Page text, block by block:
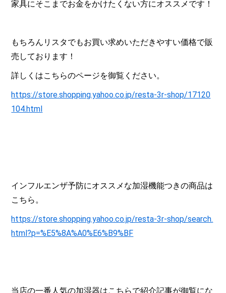
家具にそこまでお金をかけたくない方にオススメです！
もちろんリスタでもお買い求めいただきやすい価格で販
売しております！
詳しくはこちらのページを御覧ください。
https://store.shopping.yahoo.co.jp/resta-3r-shop/17120
104.html
インフルエンザ予防にオススメな加湿機能つきの商品は
こちら。
https://store.shopping.yahoo.co.jp/resta-3r-shop/search.
html?p=%E5%8A%A0%E6%B9%BF
当店の一番人気の加湿器はこちらで紹介記事が御覧にな